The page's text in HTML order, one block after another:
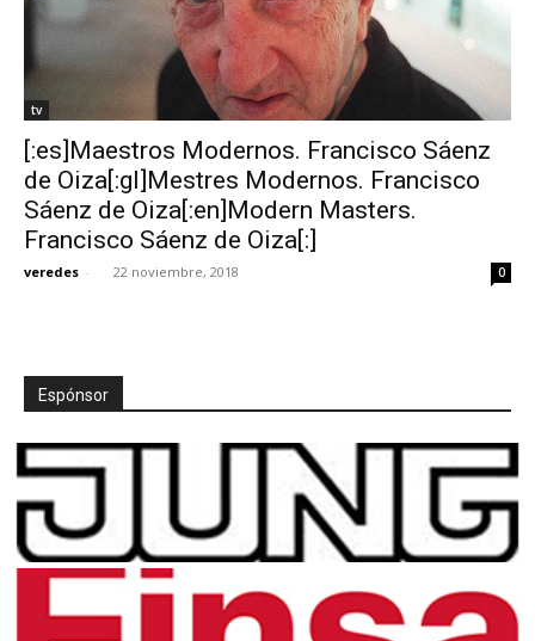
tv
[:es]Maestros Modernos. Francisco Sáenz
de Oiza[:gl]Mestres Modernos. Francisco
Sáenz de Oiza[:en]Modern Masters.
Francisco Sáenz de Oiza[:]
veredes - 22 noviembre, 2018 0
Espónsor